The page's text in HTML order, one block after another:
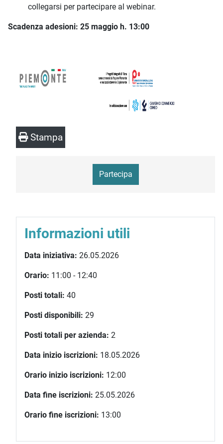
collegarsi per partecipare al webinar.
Scadenza adesioni: 25 maggio h. 13:00
Stampa
Partecipa
Informazioni utili
Data iniziativa: 26.05.2026
Orario: 11:00 - 12:40
Posti totali: 40
Posti disponibili: 29
Posti totali per azienda: 2
Data inizio iscrizioni: 18.05.2026
Orario inizio iscrizioni: 12:00
Data fine iscrizioni: 25.05.2026
Orario fine iscrizioni: 13:00